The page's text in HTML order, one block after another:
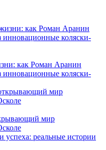
как Роман Аранин
инновационные коляски-
мир